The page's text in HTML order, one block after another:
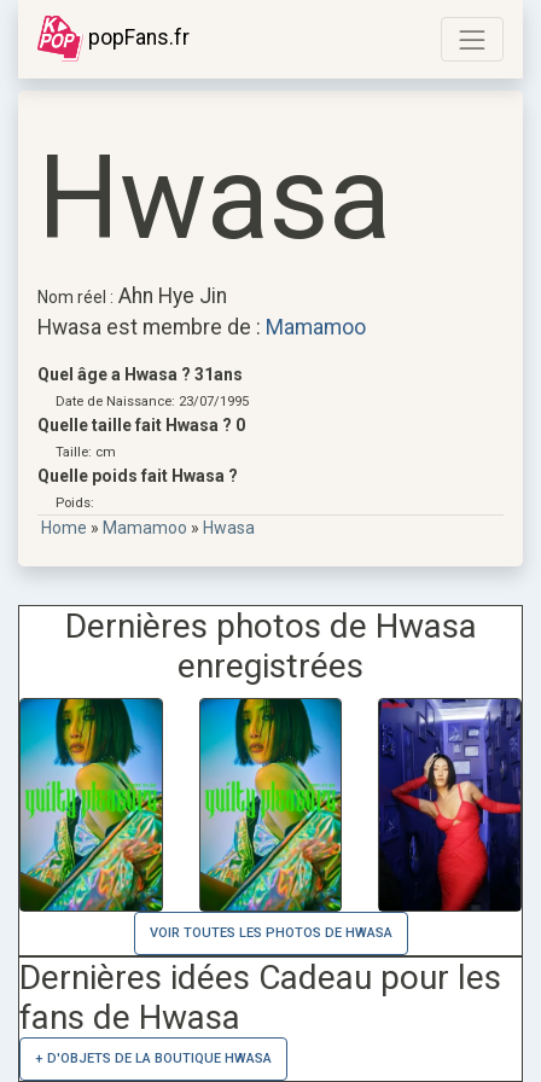
popFans.fr
Hwasa
Nom réel : Ahn Hye Jin
Hwasa est membre de : Mamamoo
Quel âge a Hwasa ? 31ans
Date de Naissance: 23/07/1995
Quelle taille fait Hwasa ? 0
Taille: cm
Quelle poids fait Hwasa ?
Poids:
Home » Mamamoo » Hwasa
Dernières photos de Hwasa
enregistrées
VOIR TOUTES LES PHOTOS DE HWASA
Dernières idées Cadeau pour les
fans de Hwasa
+ D'OBJETS DE LA BOUTIQUE HWASA